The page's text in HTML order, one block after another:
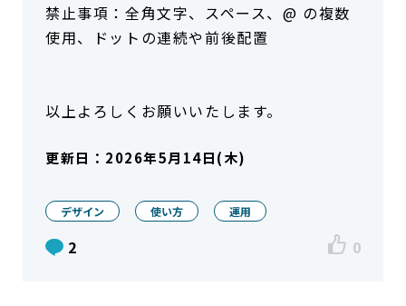
禁止事項：全角文字、スペース、@ の複数
使用、ドットの連続や前後配置
以上よろしくお願いいたします。
更新日： 2026年5月14日(木)
デザイン 使い方 運用
2 0